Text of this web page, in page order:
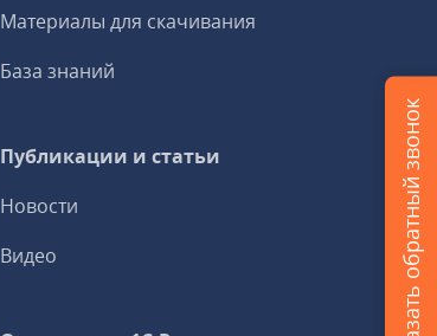
Материалы для скачивания
База знаний
Публикации и статьи
Новости
Видео
Заказать обратный звонок